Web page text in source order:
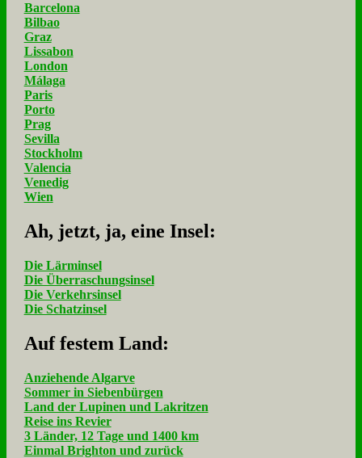
Barcelona
Bilbao
Graz
Lissabon
London
Málaga
Paris
Porto
Prag
Sevilla
Stockholm
Valencia
Venedig
Wien
Ah, jetzt, ja, ei­ne In­sel:
Die Lärminsel
Die Überraschungsinsel
Die Verkehrsinsel
Die Schatzinsel
Auf fe­stem Land:
Anziehende Algarve
Sommer in Siebenbürgen
Land der Lupinen und Lakritzen
Reise ins Revier
3 Länder, 12 Tage und 1400 km
Einmal Brighton und zurück